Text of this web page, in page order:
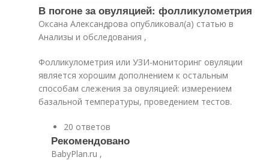
В погоне за овуляцией: фолликулометрия
Оксана Александрова опубликовал(а) статью в
Анализы и обследования ,
Фолликулометрия или УЗИ-мониторинг овуляции
является хорошим дополнением к остальным
способам слежения за овуляцией: измерением
базальной температуры, проведением тестов.
20 ответов
Рекомендовано
BabyPlan.ru ,